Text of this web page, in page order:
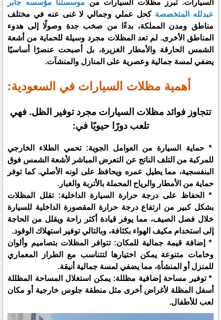
السيارات. تبرز مظلات السيارات من موسستنا مؤسسه جابر
عبدلله المتخصصة كحل عملي وجمالي لا غنى عنه في مختلف
مناطق ومدن المملكة، بدءًا من صخب جدة وصولًا إلى هدوء
المناطق الأخرى. لم تعد المظلات مجرد وسيلة للحماية من أشعة
الشمس الحارقة والأمطار الغزيرة، بل أصبحت عنصرًا أساسيًا
يضفي لمسة جمالية وعصرية على المنازل والمنشآت.
أهمية مظلات السيارات في السعودية:
تتجاوز فوائد مظلات السيارات مجرد توفير الظل. فهي
تلعب دورًا حيويًا في:
* حماية السيارة من العوامل الجوية: تحمي الطلاء الخارجي
للمركبة من التلف الناتج عن التعرض المباشر لأشعة الشمس فوق
البنفسجية، مما يطيل عمره ويحافظ على لونه الأصلي. كما توفر
حماية من الأمطار والرياح المحملة بالأتربة والغبار.
* الحفاظ على درجة حرارة السيارة الداخلية: تقلل المظلات
بشكل كبير من ارتفاع درجة حرارة المقصورة الداخلية للسيارة
خلال فصل الصيف، مما يوفر قيادة أكثر راحة ويقلل من الحاجة
إلى استخدام مكيف الهواء بكثافة، وبالتالي توفير استهلاك الوقود.
* إضافة قيمة جمالية للمكان: تتوافر المظلات بتصاميم وألوان
وخامات متنوعة يمكن اختيارها لتتناسب مع الطراز المعماري
للمنزل أو المنشأة، مما يضفي لمسة جمالية أنيقة.
* توفير مساحة إضافية مظللة: يمكن استغلال المساحة المظللة
أسفل المظلة لأغراض أخرى مثل منطقة جلوس خارجية أو مكان
لعب للأطفال.